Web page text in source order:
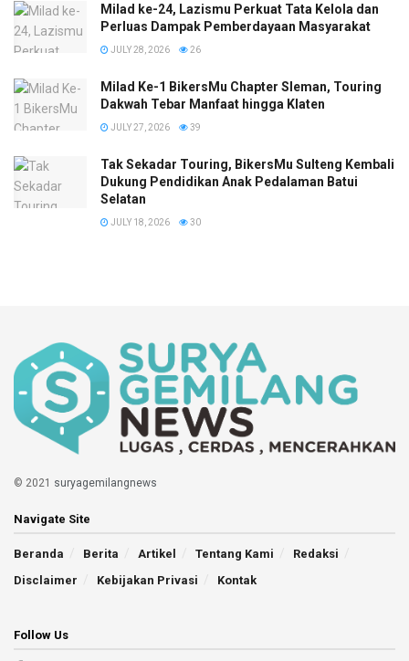
Milad ke-24, Lazismu Perkuat Tata Kelola dan
Perluas Dampak Pemberdayaan Masyarakat
JULY 28, 2026 26
Milad Ke-1 BikersMu Chapter Sleman, Touring
Dakwah Tebar Manfaat hingga Klaten
JULY 27, 2026 39
Tak Sekadar Touring, BikersMu Sulteng Kembali
Dukung Pendidikan Anak Pedalaman Batui
Selatan
JULY 18, 2026 30
© 2021 suryagemilangnews
Navigate Site
Beranda Berita Artikel Tentang Kami
Redaksi
Disclaimer
Kebijakan Privasi Kontak
Follow Us